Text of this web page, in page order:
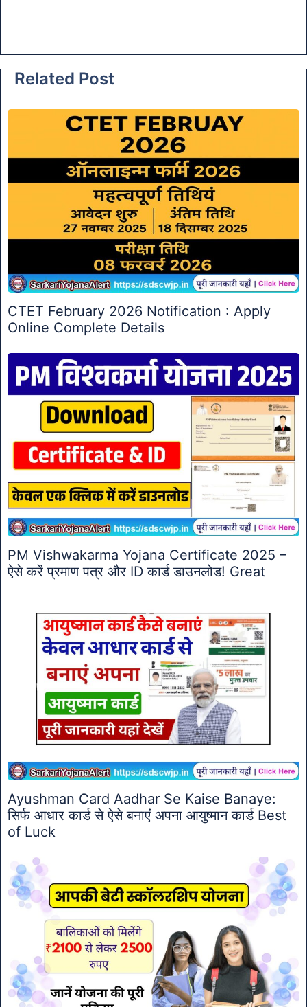
Related Post
CTET February 2026 Notification : Apply
Online Complete Details
PM Vishwakarma Yojana Certificate 2025 –
ऐसे करें प्रमाण पत्र और ID कार्ड डाउनलोड! Great
Ayushman Card Aadhar Se Kaise Banaye:
सिर्फ आधार कार्ड से ऐसे बनाएं अपना आयुष्मान कार्ड Best
of Luck